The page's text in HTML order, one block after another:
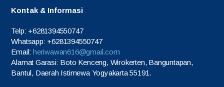
Kontak & Informasi
Telp: +6281394550747
Whatsapp: +6281394550747
Email:heriwawan616@gmail.com
Alamat Garasi: Boto Kenceng, Wirokerten, Banguntapan,
Bantul, Daerah Istimewa Yogyakarta 55191.